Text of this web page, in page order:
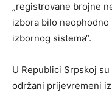
„registrovane brojne
izbora bilo
izbornog sistema“.
U Republici Srpskoj
održani prijevremeni